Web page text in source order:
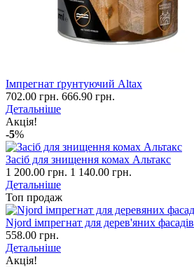
Імпрегнат ґрунтуючий Altax
702.00 грн. 666.90 грн.
Детальніше
Акція!
-5%
Засіб для знищення комах Альтакс
1 200.00 грн. 1 140.00 грн.
Детальніше
Топ продаж
Njord імпрегнат для дерев'яних фасадів
558.00 грн.
Детальніше
Акція!